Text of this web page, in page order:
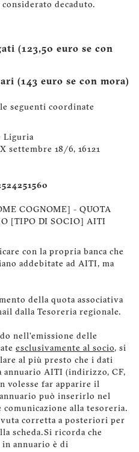
decaduto.
(123,50 euro se con
(143 euro se con mora)
seguenti coordinate
Liguria
settembre 18/6, 16121
COGNOME] - QUOTA
[TIPO DI SOCIO] AITI
con la propria banca che
addebitate ad AITI, ma
della quota associativa
dalla Tesoreria regionale.
nell’emissione delle
esclusivamente al socio, si
al più presto che i dati
annuario AITI (indirizzo, CF,
volesse far apparire il
può inserirlo nel
comunicazione alla tesoreria.
corretta a posteriori per
scheda. Si ricorda che
in annuario è di